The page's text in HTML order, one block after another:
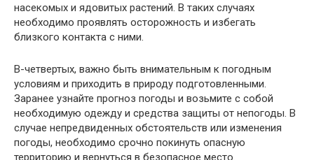
насекомых и ядовитых растений. В таких случаях
необходимо проявлять осторожность и избегать
близкого контакта с ними.
В-четвертых, важно быть внимательным к погодным
условиям и приходить в природу подготовленными.
Заранее узнайте прогноз погоды и возьмите с собой
необходимую одежду и средства защиты от непогоды. В
случае непредвиденных обстоятельств или изменения
погоды, необходимо срочно покинуть опасную
территорию и вернуться в безопасное место.